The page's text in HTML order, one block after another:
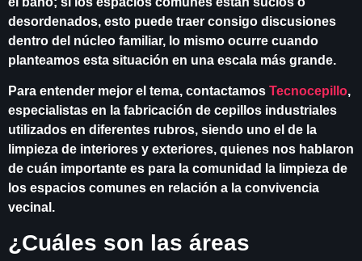
desordenados, esto puede traer consigo discusiones
dentro del núcleo familiar, lo mismo ocurre cuando
planteamos esta situación en una escala más grande.
Para entender mejor el tema, contactamos Tecnocepillo,
especialistas en la fabricación de cepillos industriales
utilizados en diferentes rubros, siendo uno el de la
limpieza de interiores y exteriores, quienes nos hablaron
de cuán importante es para la comunidad la limpieza de
los espacios comunes en relación a la convivencia
vecinal.
¿Cuáles son las áreas